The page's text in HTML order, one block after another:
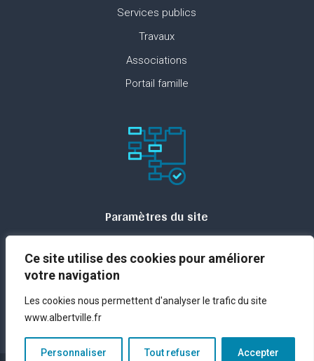
Ce site utilise des cookies pour améliorer
votre navigation
Les cookies nous permettent d'analyser le trafic du site
www.albertville.fr
Personnaliser Tout refuser Accepter
Services publics
Travaux
Associations
Portail famille
Paramètres du site
Contact